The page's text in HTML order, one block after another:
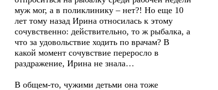
муж мог, а в поликлинику – нет?! Но еще 10
лет тому назад Ирина относилась к этому
сочувственно: действительно, то ж рыбалка, а
что за удовольствие ходить по врачам? В
какой момент сочувствие переросло в
раздражение, Ирина не знала…
В общем-то, чужими детьми она тоже